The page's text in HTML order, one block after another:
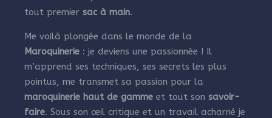
tout premier sac à main.
Me voilà plongée dans le monde de la
Maroquinerie : je deviens une passionnée ! Il
m’apprend ses techniques, ses secrets les plus
pointus, me transmet sa passion pour la
maroquinerie haut de gamme et tout son savoir-
faire. Sous son œil critique et un travail acharné je